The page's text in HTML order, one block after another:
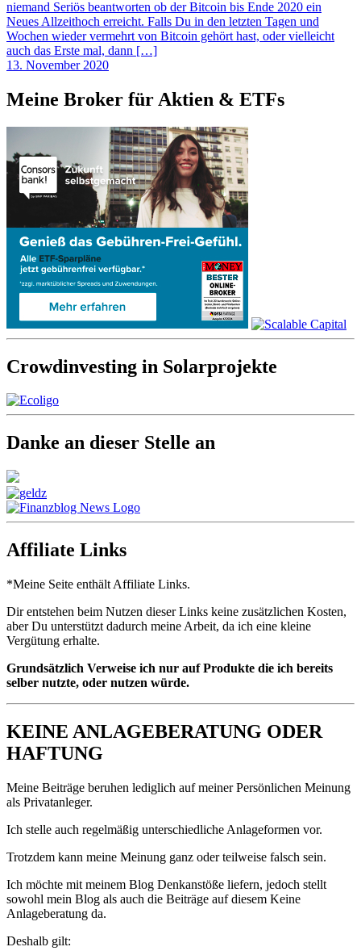
niemand Seriös beantworten ob der Bitcoin bis Ende 2020 ein
Neues Allzeithoch erreicht. Falls Du in den letzten Tagen und
Wochen wieder vermehrt von Bitcoin gehört hast, oder vielleicht
auch das Erste mal, dann […]
13. November 2020
Meine Broker für Aktien & ETFs
Crowdinvesting in Solarprojekte
Danke an dieser Stelle an
Affiliate Links
*Meine Seite enthält Affiliate Links.
Dir entstehen beim Nutzen dieser Links keine zusätzlichen Kosten,
aber Du unterstützt dadurch meine Arbeit, da ich eine kleine
Vergütung erhalte.
Grundsätzlich Verweise ich nur auf Produkte die ich bereits
selber nutzte, oder nutzen würde.
KEINE ANLAGEBERATUNG ODER
HAFTUNG
Meine Beiträge beruhen lediglich auf meiner Persönlichen Meinung
als Privatanleger.
Ich stelle auch regelmäßig unterschiedliche Anlageformen vor.
Trotzdem kann meine Meinung ganz oder teilweise falsch sein.
Ich möchte mit meinem Blog Denkanstöße liefern, jedoch stellt
sowohl mein Blog als auch die Beiträge auf diesem Keine
Anlageberatung da.
Deshalb gilt: